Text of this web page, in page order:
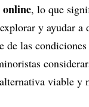
online, lo que
y ayudar a
de las
viable y